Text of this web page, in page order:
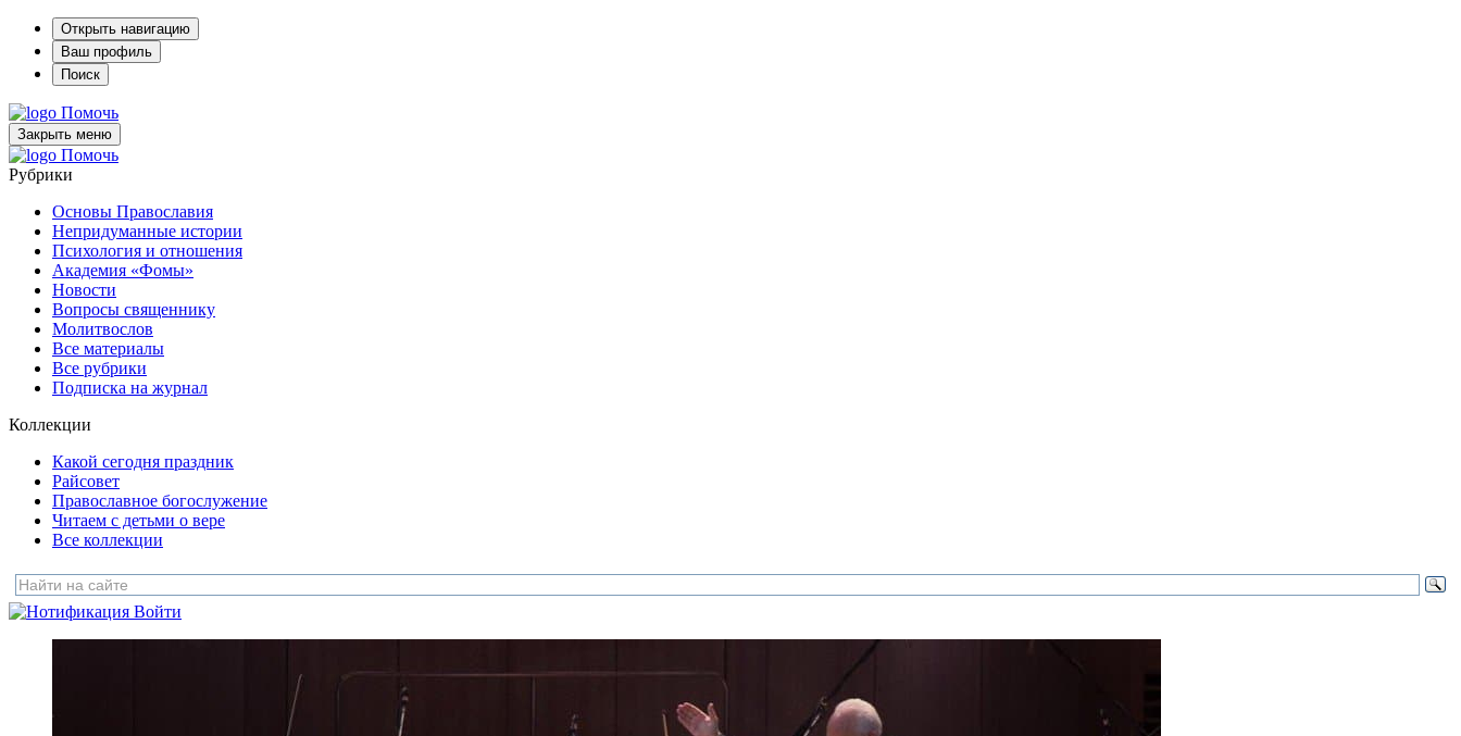
Открыть навигацию
Ваш профиль
Поиск
Помочь
Закрыть меню
Помочь
Рубрики
Основы Православия
Непридуманные истории
Психология и отношения
Академия «Фомы»
Новости
Вопросы священнику
Молитвослов
Все материалы
Все рубрики
Подписка на журнал
Коллекции
Какой сегодня праздник
Райсовет
Православное богослужение
Читаем с детьми о вере
Все коллекции
Войти